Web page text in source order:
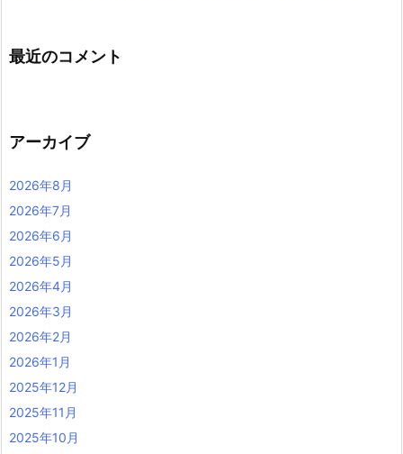
最近のコメント
アーカイブ
2026年8月
2026年7月
2026年6月
2026年5月
2026年4月
2026年3月
2026年2月
2026年1月
2025年12月
2025年11月
2025年10月